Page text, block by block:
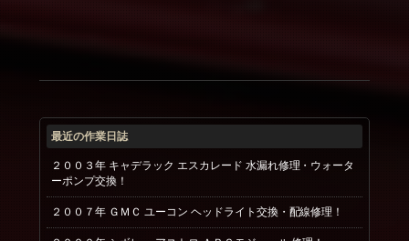
最近の作業日誌
２００３年 キャデラック エスカレード 水漏れ修理・ウォータ
ーポンプ交換！
２００７年 ＧＭＣ ユーコン ヘッドライト交換・配線修理！